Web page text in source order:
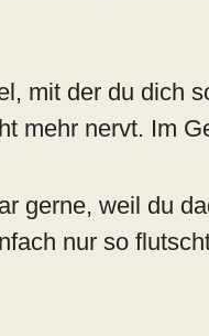
mit der du dich
mehr nervt. Im
gerne, weil du
nur so